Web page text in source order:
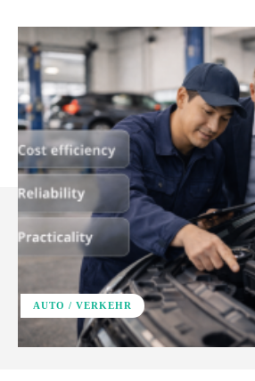
AUTO / VERKEHR